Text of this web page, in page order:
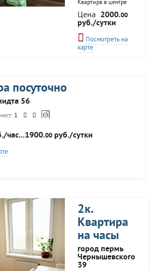
Квартира в центре
Перми, в шаговой
доступности
транспортная
развязка, удобно
добираться до
любой точки города.
бытовая техника в
сочетании с нашим
Цена 2000.00
руб./сутки
Посмотреть на
карте
посуточно
56
1
час...1900.00 руб./сутки
2к.
Квартира
на часы
город пермь
Чернышевского
39